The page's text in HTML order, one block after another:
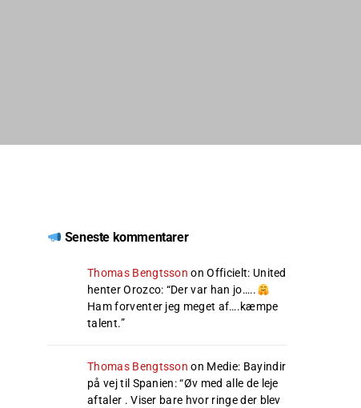
Seneste kommentarer
Thomas Bengtsson onOfficielt: United
henter Orozco: “Der var han jo…..
Ham forventer jeg meget af….kæmpe
talent.”
Thomas Bengtsson on Medie: Bayindir
på vej til Spanien: “Øv med alle de leje
aftaler . Viser bare hvor ringe der blev